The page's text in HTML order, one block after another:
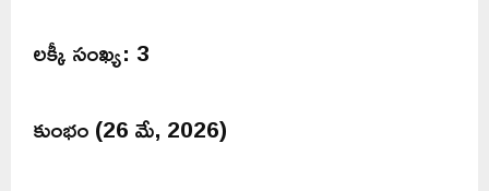
లక్కీ సంఖ్య: 3
కుంభం (26 మే, 2026)